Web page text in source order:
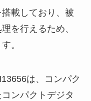
載しており、被
を行えるため、
。
は、コンパク
ンパクトデジタ